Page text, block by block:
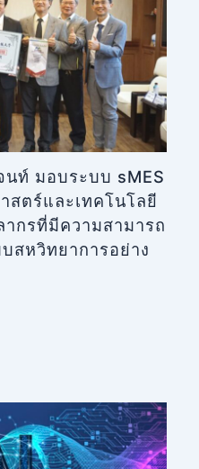
นท์ มอบระบบ sMES
สตร์และเทคโนโลยี
ากรที่มีความสามารถ
หวิทยาการอย่าง